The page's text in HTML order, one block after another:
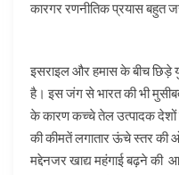
कारगर रणनीतिक प्रयास बहुत
इसराइल और हमास के बीच छिड़े
है। इस जंग से भारत की भी
के कारण कच्चे तेल उत्पादक देशों
की कीमतें लगातार ऊंचे स्तर की
मद्देनजर खाद्य महंगाई बढ़ने की